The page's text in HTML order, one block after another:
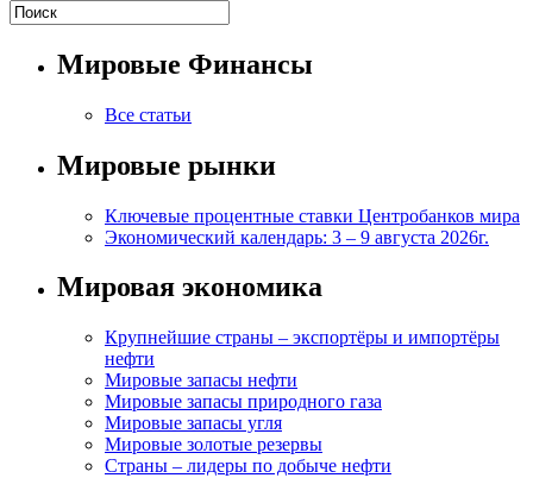
Мировые Финансы
Все статьи
Мировые рынки
Ключевые процентные ставки Центробанков мира
Экономический календарь: 3 – 9 августа 2026г.
Мировая экономика
Крупнейшие страны – экспортёры и импортёры
нефти
Мировые запасы нефти
Мировые запасы природного газа
Мировые запасы угля
Мировые золотые резервы
Страны – лидеры по добыче нефти